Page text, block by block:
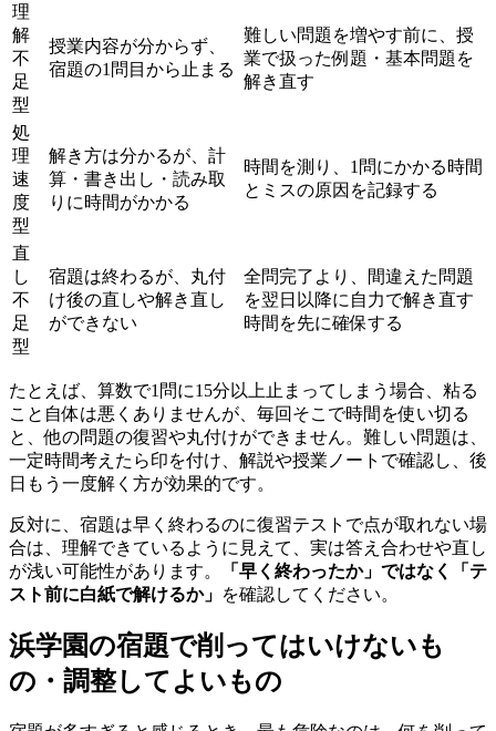
理
解
不
足
型
授業内容が分からず、
宿題の1問目から止まる
難しい問題を増やす前に、授
業で扱った例題・基本問題を
解き直す
処
理
速
度
型
解き方は分かるが、計
算・書き出し・読み取
りに時間がかかる
時間を測り、1問にかかる時間
とミスの原因を記録する
直
し
不
足
型
宿題は終わるが、丸付
け後の直しや解き直し
ができない
全問完了より、間違えた問題
を翌日以降に自力で解き直す
時間を先に確保する
たとえば、算数で1問に15分以上止まってしまう場合、粘る
こと自体は悪くありませんが、毎回そこで時間を使い切る
と、他の問題の復習や丸付けができません。難しい問題は、
一定時間考えたら印を付け、解説や授業ノートで確認し、後
日もう一度解く方が効果的です。
反対に、宿題は早く終わるのに復習テストで点が取れない場
合は、理解できているように見えて、実は答え合わせや直し
が浅い可能性があります。
「早く終わったか」ではなく「テ
スト前に白紙で解けるか」 を確認してください。
浜学園の宿題で削ってはいけないも
の・調整してよいもの